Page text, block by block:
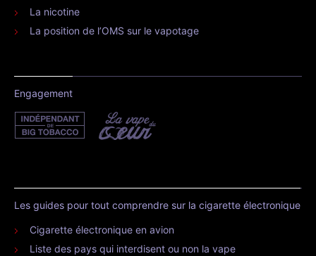
La nicotine
La position de l’OMS sur le vapotage
Engagement
Les guides pour tout comprendre sur la cigarette électronique
Cigarette électronique en avion
Liste des pays qui interdisent ou non la vape